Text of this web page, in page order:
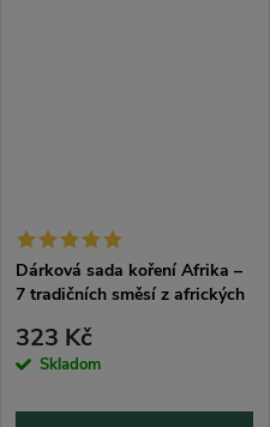
Dárková sada koření Afrika –
7 tradičních směsí z afrických
323 Kč
Skladom